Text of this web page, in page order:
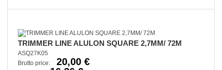
TRIMMER LINE ALULON SQUARE 2,7MM/ 72M
ASQ27K05
Brutto price:
20,00 €